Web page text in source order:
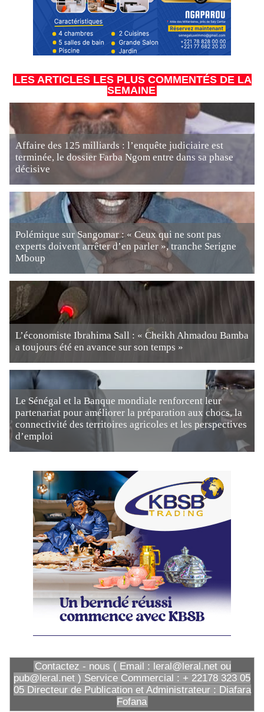
LES ARTICLES LES PLUS COMMENTÉS DE LA
SEMAINE
Affaire des 125 milliards : l’enquête judiciaire est
terminée, le dossier Farba Ngom entre dans sa phase
décisive
Polémique sur Sangomar : « Ceux qui ne sont pas
experts doivent arrêter d’en parler », tranche Serigne
Mboup
L’économiste Ibrahima Sall : « Cheikh Ahmadou Bamba
a toujours été en avance sur son temps »
Le Sénégal et la Banque mondiale renforcent leur
partenariat pour améliorer la préparation aux chocs, la
connectivité des territoires agricoles et les perspectives
d’emploi
Contactez - nous ( Email : leral@leral.net ou
pub@leral.net ) Service Commercial : + 22178 323 05
05 Directeur de Publication et Administrateur : Diafara
Fofana